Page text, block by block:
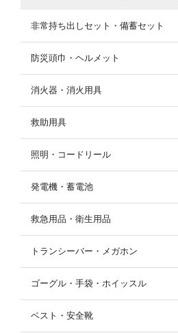
非常持ち出しセット・備蓄セット
防災頭巾・ヘルメット
消火器・消火用具
救助用具
照明・コードリール
発電機・蓄電池
救急用品・衛生用品
トランシーバー・メガホン
ゴーグル・手袋・ホイッスル
ベスト・安全靴